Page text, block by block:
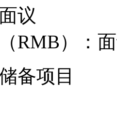
议
RMB）：
备项目